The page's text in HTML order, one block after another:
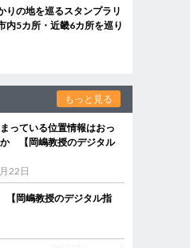
りの地を巡るスタンプラリ
5カ所・近畿6カ所を巡り
もっと見る
っている位置情報はおっ
【岡嶋教授のデジタル
22日
岡嶋教授のデジタル指